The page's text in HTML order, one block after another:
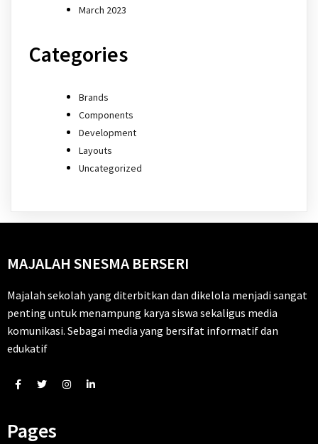
March 2023
Categories
Brands
Components
Development
Layouts
Uncategorized
MAJALAH SNESMA BERSERI
Majalah sekolah yang diterbitkan dan dikelola menjadi sangat
penting untuk menampung karya siswa sekaligus media
komunikasi. Sebagai media yang bersifat informatif dan
edukatif
Pages